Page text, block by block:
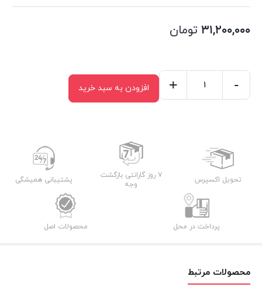
۳۱,۲۰۰,۰۰۰ تومان
-
+ افزودن به سبد خرید
تحویل اکسپرس
۷ روز گارانتی بازگشت
وجه
پشتیبانی همیشگی
پرداخت در محل محصولات اصل
محصولات مرتبط